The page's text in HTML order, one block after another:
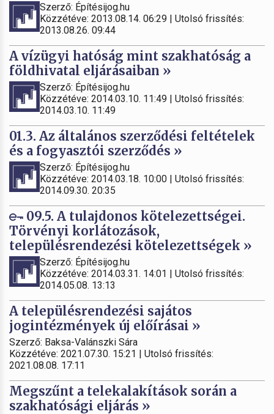
Szerző: Építésijog.hu
Közzétéve: 2013.08.14. 06:29 | Utolsó frissítés:
2013.08.26. 09:44
A vízügyi hatóság mint szakhatóság a
földhivatal eljárásaiban »
Szerző: Építésijog.hu
Közzétéve: 2014.03.10. 11:49 | Utolsó frissítés:
2014.03.10. 11:49
01.3. Az általános szerződési feltételek
és a fogyasztói szerződés »
Szerző: Építésijog.hu
Közzétéve: 2014.03.18. 10:00 | Utolsó frissítés:
2014.09.30. 20:35
09.5. A tulajdonos kötelezettségei.
Törvényi korlátozások,
településrendezési kötelezettségek »
Szerző: Építésijog.hu
Közzétéve: 2014.03.31. 14:01 | Utolsó frissítés:
2014.05.08. 13:13
A településrendezési sajátos
jogintézmények új előírásai »
Szerző: Baksa-Valánszki Sára
Közzétéve: 2021.07.30. 15:21 | Utolsó frissítés:
2021.08.08. 17:11
Megszűnt a telekalakítások során a
szakhatósági eljárás »